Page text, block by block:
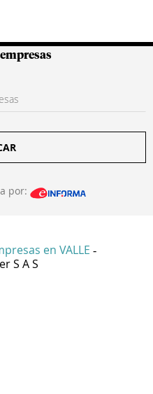
por:
en VALLE -
S A S